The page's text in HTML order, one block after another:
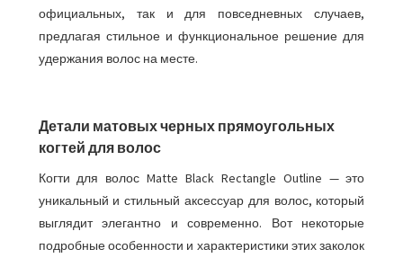
официальных, так и для повседневных случаев,
предлагая стильное и функциональное решение для
удержания волос на месте.
Детали матовых черных прямоугольных
когтей для волос
Когти для волос Matte Black Rectangle Outline — это
уникальный и стильный аксессуар для волос, который
выглядит элегантно и современно. Вот некоторые
подробные особенности и характеристики этих заколок